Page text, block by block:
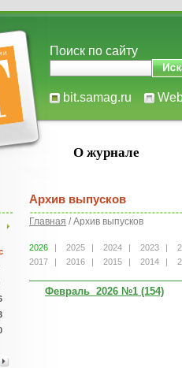
Поиск по сайту
bit.samag.ru
О журнале
Архив выпусков
Главная / Архив выпусков
2026 | 2025 | 2024 | 2023 |
2017
| 2016 | 2015 | 2014 |
Февраль 2026 №1 (154)